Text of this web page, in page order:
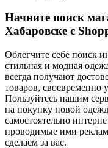
Начните поиск
Хабаровске с
Облегчите себе поиск
стильная и модная
всегда получают
товаров,
Пользуйтесь нашим
на покупку новой
самостоятельно
проводимые ими
сделаем за вас.